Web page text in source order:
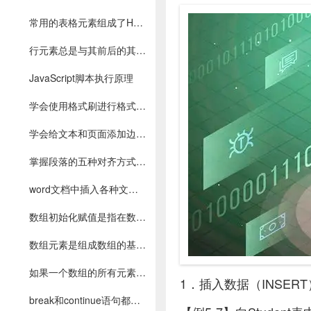
常用的表格元素组成了HTML的基本表格结构
行元素总是与其前后的其他元素保持在同一行中
JavaScript脚本执行原理
学会使用格式刷进行格式复制，清除文本已有的格式
学会给文本和页面添加边框和给文本和页面添加底纹
掌握段落的五种对齐方式,学会设置段落的缩进、间距
word文档中插入各种文件的方法
数组初始化赋值是指在数组定义时给数组元素赋予初值
数组元素是组成数组的基本单元
如果一个数组的所有元素都不是数组，那该数组称为一维数组
break和continue语句都可以用在循环中
1．插入数据（INSERT